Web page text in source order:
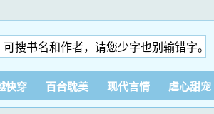
快穿 百合耽美 现代言情 虐心甜宠